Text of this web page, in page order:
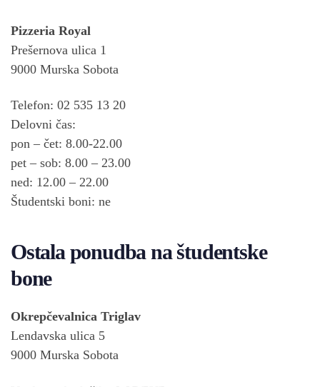
Pizzeria Royal
Prešernova ulica 1
9000 Murska Sobota
Telefon: 02 535 13 20
Delovni čas:
pon – čet: 8.00-22.00
pet – sob: 8.00 – 23.00
ned: 12.00 – 22.00
Študentski boni: ne
Ostala ponudba na študentske
bone
Okrepčevalnica Triglav
Lendavska ulica 5
9000 Murska Sobota